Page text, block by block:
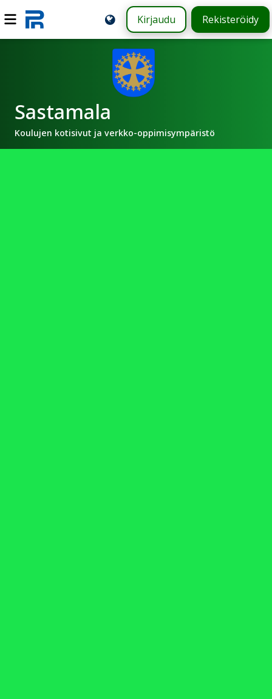
Kirjaudu Rekisteröidy
Sastamala
Koulujen kotisivut ja verkko-oppimisympäristö